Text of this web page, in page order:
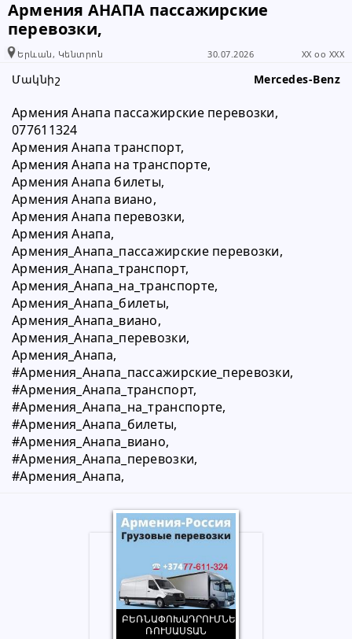
Армения АНАПА пассажирские
перевозки,
Երևան, Կենտրոն 30.07.2026 XX oo XXX
Մակնիշ Mercedes-Benz
Армения Анапа пассажирские перевозки,
077611324
Армения Анапа транспорт,
Армения Анапа на транспорте,
Армения Анапа билеты,
Армения Анапа виано,
Армения Анапа перевозки,
Армения Анапа,
Армения_Анапа_пассажирские перевозки,
Армения_Анапа_транспорт,
Армения_Анапа_на_транспорте,
Армения_Анапа_билеты,
Армения_Анапа_виано,
Армения_Анапа_перевозки,
Армения_Анапа,
#Армения_Анапа_пассажирские_перевозки,
#Армения_Анапа_транспорт,
#Армения_Анапа_на_транспорте,
#Армения_Анапа_билеты,
#Армения_Анапа_виано,
#Армения_Анапа_перевозки,
#Армения_Анапа,
ԲԵՌՆԱՓՈԽԱԴՐՈՒՄՆԵՐ
ՌՈՒՍԱՍՏԱՆ
տեղեկացնել, որ իր տվյալները
վերցրել եք www.RALLY.am կայքից